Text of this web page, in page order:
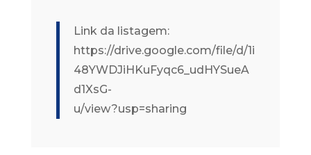
Link da listagem:
https://drive.google.com/file/d/1i
48YWDJiHKuFyqc6_udHYSueA
d1XsG-
u/view?usp=sharing